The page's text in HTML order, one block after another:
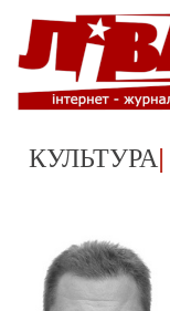
КУЛЬТУРА|